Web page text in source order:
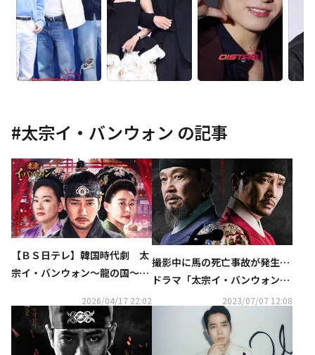
#太宗イ・バンウォン の記事
【ＢＳ日テレ】韓国時代劇 太
宗イ・バンウォン～龍の国～
ト！！
2026/04/17 22:02
撮影中に馬の死亡事故が発生…
ドラマ「太宗イ・バンウォン」
制作陣、動物保護法違反の疑い
2023/07/07 12:08